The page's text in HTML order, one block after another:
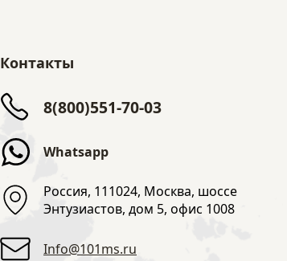
Контакты
8(800)551-70-03
Whatsapp
Россия, 111024, Москва, шоссе
Энтузиастов, дом 5, офис 1008
Info@101ms.ru